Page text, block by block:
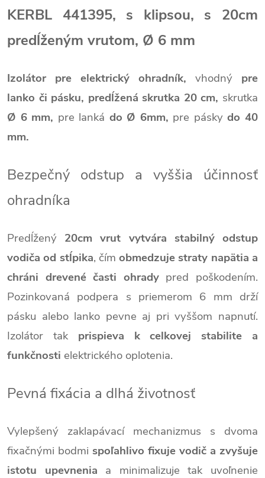
KERBL 441395, s klipsou, s 20cm
predĺženým vrutom, Ø 6 mm
Izolátor pre elektrický ohradník, vhodný pre
lanko či pásku, predĺžená skrutka 20 cm, skrutka
Ø 6 mm, pre lanká do Ø 6mm, pre páskydo 40
mm.
Bezpečný odstup a vyššia účinnosť
ohradníka
Predĺžený 20cm vrut vytvára stabilný odstup
vodiča od stĺpika, čímobmedzuje straty napätia a
chráni drevené časti ohradypred poškodením.
Pozinkovaná podpera s priemerom 6 mm drží
pásku alebo lanko pevne aj pri vyššom napnutí.
Izolátor tak prispieva k celkovej stabilite a
funkčnosti elektrického oplotenia.
Pevná fixácia a dlhá životnosť
Vylepšený zaklapávací mechanizmus s dvoma
fixačnými bodmi spoľahlivo fixuje vodič a zvyšuje
istotu upevnenia a minimalizuje tak uvoľnenie